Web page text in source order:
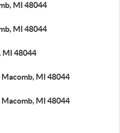
MI 48044
MI 48044
MI 48044
MI 48044
MI 48044